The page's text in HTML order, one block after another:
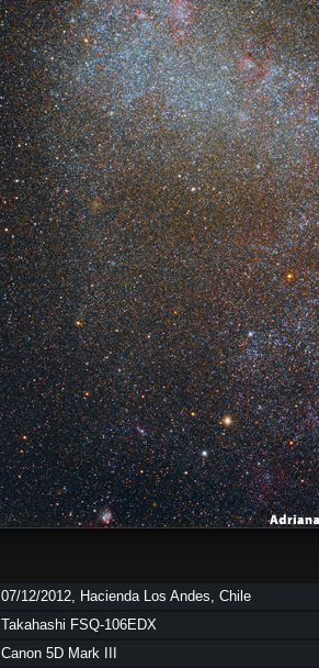
07/12/2012, Hacienda Los Andes, Chile
Takahashi FSQ-106EDX
Canon 5D Mark III